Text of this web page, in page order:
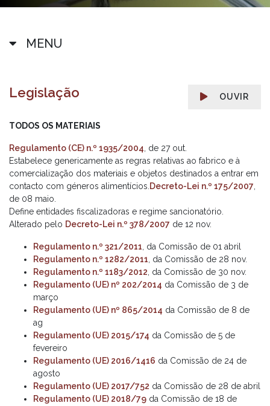
MENU
OUVIR
Legislação
TODOS OS MATERIAIS
Regulamento (CE) n.º 1935/2004 , de 27 out.
Estabelece genericamente as regras relativas ao fabrico e à
comercialização dos materiais e objetos destinados a entrar em
contacto com géneros alimentícios. Decreto-Lei n.º 175/2007
de 08 maio.
Define entidades fiscalizadoras e regime sancionatório.
Alterado pelo Decreto-Lei n.º 378/2007 de 12 nov.
Regulamento n.º 321/2011 , da Comissão de 01 abril
Regulamento n.º 1282/2011 , da Comissão de 28 nov.
Regulamento n.º 1183/2012 , da Comissão de 30 nov.
Regulamento (UE) nº 202/2014 da Comissão de 3 de
março
Regulamento (UE) nº 865/2014 da Comissão de 8 de
ag
Regulamento (UE) 2015/174 da Comissão de 5 de
fevereiro
Regulamento (UE) 2016/1416 da Comissão de 24 de
agosto
Regulamento (UE) 2017/752 da Comissão de 28 de abril
Regulamento (UE) 2018/79 da Comissão de 18 de